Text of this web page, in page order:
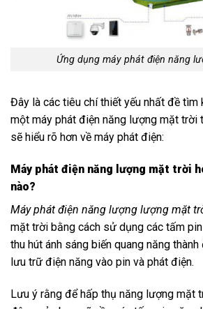
Ứng dụng máy phát điện năng
Đây là các tiêu chí thiết yếu nhất đề tìm
một máy phát điện năng lượng mặt trời
sẽ hiểu rõ hơn về máy phát điện:
Máy phát điện năng lượng mặt trời
nào?
Máy phát điện năng lượng lượng mặt
mặt trời bằng cách sử dụng các tấm
thu hút ánh sáng biến quang năng
lưu trữ điện năng vào pin và phát điện.
Lưu ý rằng để hấp thụ năng lượng mặt